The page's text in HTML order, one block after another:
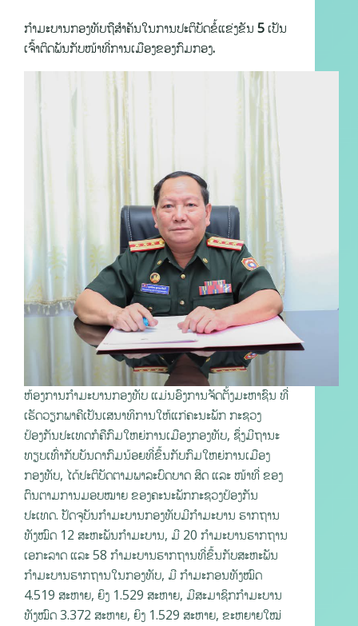
ກໍາມະບານກອງທັບຖືສໍາຄັນໃນການປະຕິບັດຂໍ້ແຂ່ງຂັນ 5 ເປັນ
ເຈົ້າຕິດພັນກັບໜ້າທີ່ການເມືອງຂອງກົມກອງ.
ຫ້ອງການກໍາມະບານກອງທັບ ແມ່ນອົງການຈັດຕັ້ງມະຫາຊົນ ທີ່
ເຮັດວຽກພາຄີເປັນເສນາທິການໃຫ້ແກ່ຄະນະພັກ ກະຊວງ
ປ້ອງກັນປະເທດກໍຄືກົມໃຫຍ່ການເມືອງກອງທັບ, ຊຶ່ງມີຖານະ
ທຽບເທົ່າກັບບັນດາກົມນ້ອຍທີ່ຂຶ້ນກັບກົມໃຫຍ່ການເມືອງ
ກອງທັບ, ໄດ້ປະຕິບັດຕາມພາລະບົດບາດ ສິດ ແລະ ໜ້າທີ່ ຂອງ
ຕົນຕາມການມອບໝາຍ ຂອງຄະນະພັກກະຊວງປ້ອງກັນ
ປະເທດ. ປັດຈຸບັນກຳມະບານກອງທັບມີກຳມະບານ ຮາກຖານ
ທັງໝົດ 12 ສະຫະພັນກໍາມະບານ, ມີ 20 ກໍາມະບານຮາກຖານ
ເອກະລາດ ແລະ 58 ກໍາມະບານຮາກຖານທີ່ຂຶ້ນກັບສະຫະພັນ
ກໍາມະບານຮາກຖານໃນກອງທັບ, ມີ ກຳມະກອນທັງໝົດ
4.519 ສະຫາຍ, ຍິງ 1.529 ສະຫາຍ, ມີສະມາຊິກກຳມະບານ
ທັງໝົດ 3.372 ສະຫາຍ, ຍິງ 1.529 ສະຫາຍ, ຂະຫຍາຍໃໝ່